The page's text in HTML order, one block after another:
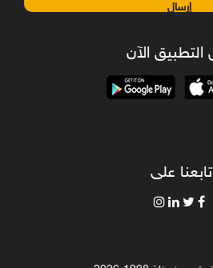
إرسال
الآن
تابعنا على